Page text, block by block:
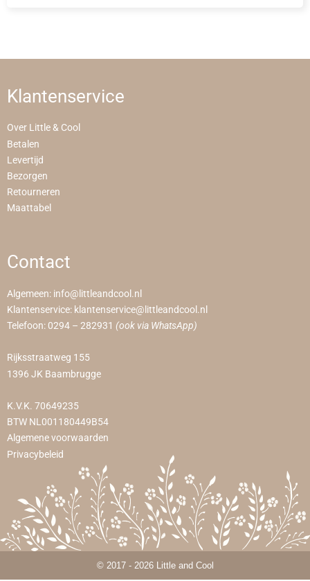
Klantenservice
Over Little & Cool
Betalen
Levertijd
Bezorgen
Retourneren
Maattabel
Contact
Algemeen: info@littleandcool.nl
Klantenservice: klantenservice@littleandcool.nl
Telefoon: 0294 – 282931 (ook via WhatsApp)
Rijksstraatweg 155
1396 JK Baambrugge
K.V.K. 70649235
BTW NL001180449B54
Algemene voorwaarden
Privacybeleid
© 2017 - 2026 Little and Cool